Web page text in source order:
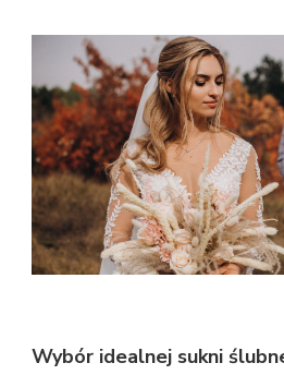
Wybór idealnej sukni